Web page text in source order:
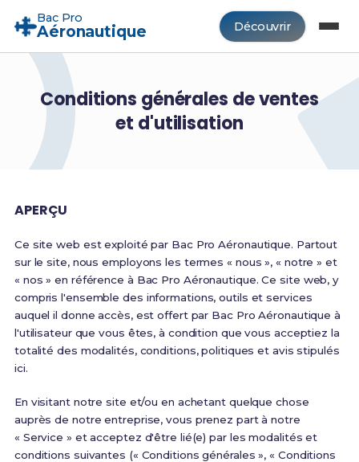
Bac Pro
Aéronautique Découvrir
Conditions générales de ventes
et d'utilisation
APERÇU
Ce site web est exploité par Bac Pro Aéronautique. Partout
sur le site, nous employons les termes « nous », « notre » et
« nos » en référence à Bac Pro Aéronautique. Ce site web, y
compris l'ensemble des informations, outils et services
auquel il donne accès, est offert par Bac Pro Aéronautique à
l'utilisateur que vous êtes, à condition que vous acceptiez la
totalité des modalités, conditions, politiques et avis stipulés
ici.
En visitant notre site et/ou en achetant quelque chose
auprès de notre entreprise, vous prenez part à notre
« Service » et acceptez d'être lié(e) par les modalités et
conditions suivantes (« Conditions générales », « Conditions